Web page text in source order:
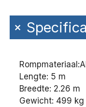
+
Rompmateriaal:
Lengte: 5 m
Breedte: 2.26 m
Gewicht: 499 kg